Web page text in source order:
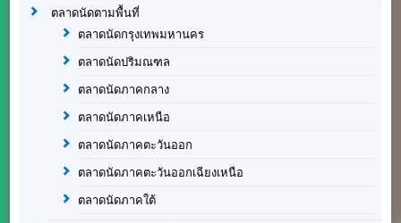
ตลาดนัดตามพื้นที่
ตลาดนัดกรุงเทพมหานคร
ตลาดนัดปริมณฑล
ตลาดนัดภาคกลาง
ตลาดนัดภาคเหนือ
ตลาดนัดภาคตะวันออก
ตลาดนัดภาคตะวันออกเฉียงเหนือ
ตลาดนัดภาคใต้